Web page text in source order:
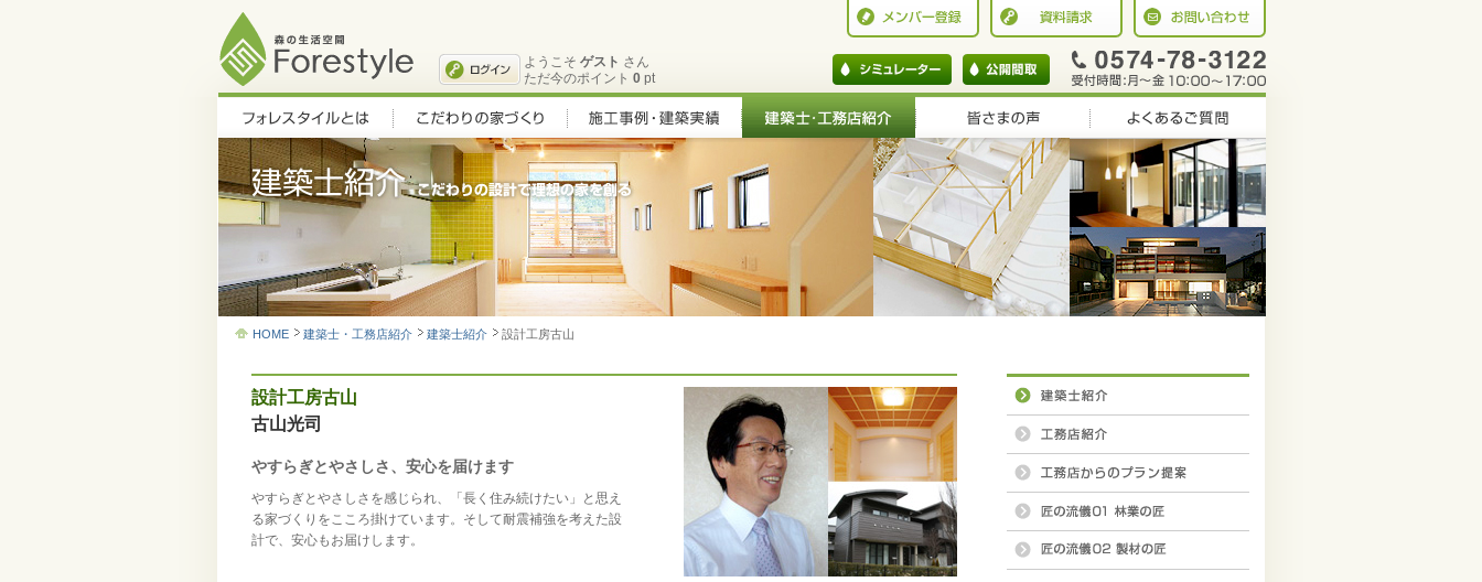
ようこそ ゲスト さん
ただ今のポイント 0 pt
HOME 建築士・工務店紹介 建築士紹介 設計工房古山
設計工房古山
古山光司
やすらぎとやさしさ、安心を届けます
やすらぎとやさしさを感じられ、「長く住み続けたい」と思え
る家づくりをこころ掛けています。そして耐震補強を考えた設
計で、安心もお届けします。